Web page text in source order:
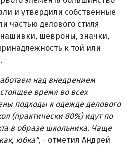
и утвердили собственные
частью делового стиля
шевроны, значки,
к той или
над внедрением
время во всех
подходы к одежде делового
(практически 80%) идут по
в образе школьника. Чаще
юбка", - отметил Андрей